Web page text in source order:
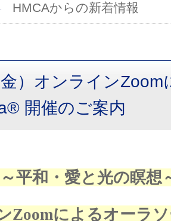
HMCAからの新着情報
）オンラインZoom
開催のご案内
平和・愛と光の瞑想
Zoomによるオーラ